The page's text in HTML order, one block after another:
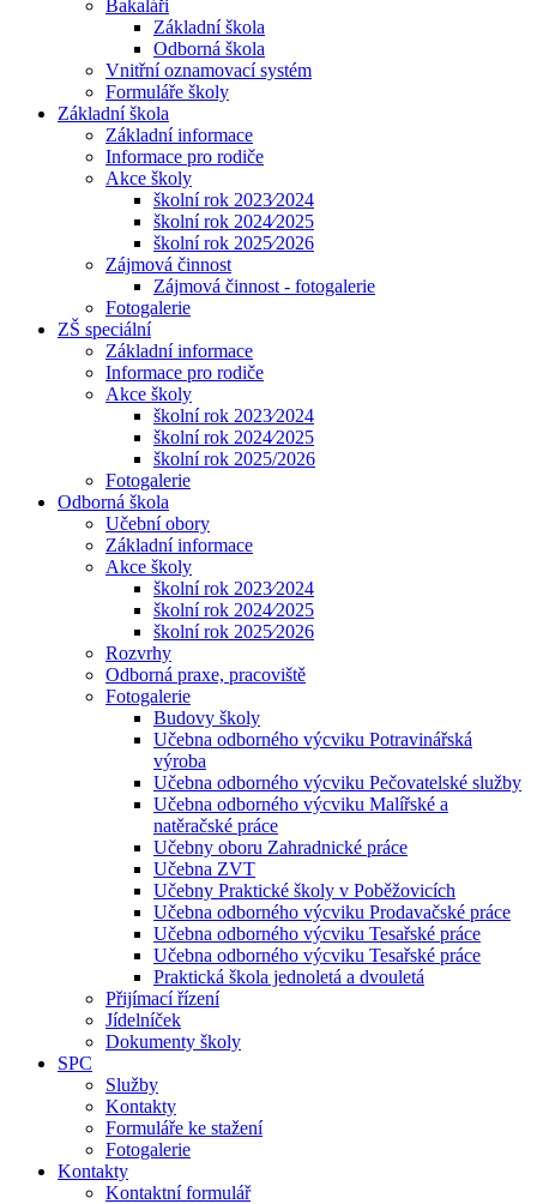
Bakaláři
Základní škola
Odborná škola
Vnitřní oznamovací systém
Formuláře školy
Základní škola
Základní informace
Informace pro rodiče
Akce školy
školní rok 2023⁄2024
školní rok 2024⁄2025
školní rok 2025⁄2026
Zájmová činnost
Zájmová činnost - fotogalerie
Fotogalerie
ZŠ speciální
Základní informace
Informace pro rodiče
Akce školy
školní rok 2023⁄2024
školní rok 2024⁄2025
školní rok 2025/2026
Fotogalerie
Odborná škola
Učební obory
Základní informace
Akce školy
školní rok 2023⁄2024
školní rok 2024⁄2025
školní rok 2025⁄2026
Rozvrhy
Odborná praxe, pracoviště
Fotogalerie
Budovy školy
Učebna odborného výcviku Potravinářská
výroba
Učebna odborného výcviku Pečovatelské služby
Učebna odborného výcviku Malířské a
natěračské práce
Učebny oboru Zahradnické práce
Učebna ZVT
Učebny Praktické školy v Poběžovicích
Učebna odborného výcviku Prodavačské práce
Učebna odborného výcviku Tesařské práce
Učebna odborného výcviku Tesařské práce
Praktická škola jednoletá a dvouletá
Přijímací řízení
Jídelníček
Dokumenty školy
SPC
Služby
Kontakty
Formuláře ke stažení
Fotogalerie
Kontakty
Kontaktní formulář